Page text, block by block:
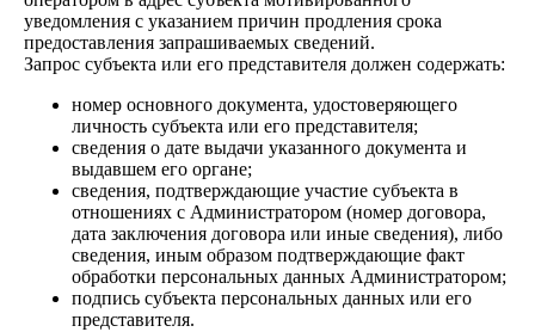
уведомления с указанием причин продления срока
предоставления запрашиваемых сведений.
Запрос субъекта или его представителя должен содержать:
номер основного документа, удостоверяющего
личность субъекта или его представителя;
сведения о дате выдачи указанного документа и
выдавшем его органе;
сведения, подтверждающие участие субъекта в
отношениях с Администратором (номер договора,
дата заключения договора или иные сведения), либо
сведения, иным образом подтверждающие факт
обработки персональных данных Администратором;
подпись субъекта персональных данных или его
представителя.